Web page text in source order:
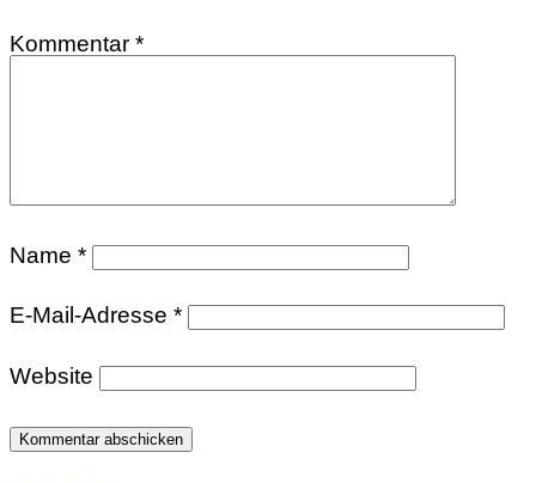
Kommentar *
Name *
E-Mail-Adresse *
Website